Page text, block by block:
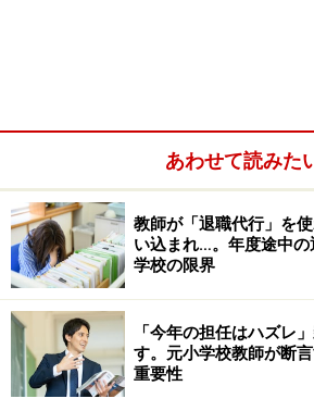
徒競走は、運動会の花形競技のひと
の体育の授業における短距離走の目
ムを知り、自己の能力に適した課題
の仕方を工夫すること」とされてい
あわせて読みた
教師が「退職代行」を
い込まれ…。年度途中
学校の限界
「今年の担任はハズレ
す。元小学校教師が断
重要性